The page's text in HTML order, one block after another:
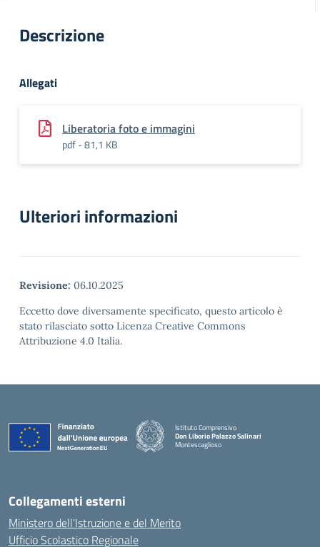
Descrizione
Allegati
Liberatoria foto e immagini
pdf - 81,1 KB
Ulteriori informazioni
Revisione: 06.10.2025
Eccetto dove diversamente specificato, questo articolo è
stato rilasciato sotto Licenza Creative Commons
Attribuzione 4.0 Italia.
Istituto Comprensivo
Don Liborio Palazzo Salinari
Montescaglioso
Collegamenti esterni
Ministero dell'Istruzione e del Merito
Ufficio Scolastico Regionale